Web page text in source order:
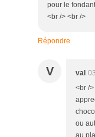
pour le
<br /> <br />
Répondre
V val
<br /
ou
au